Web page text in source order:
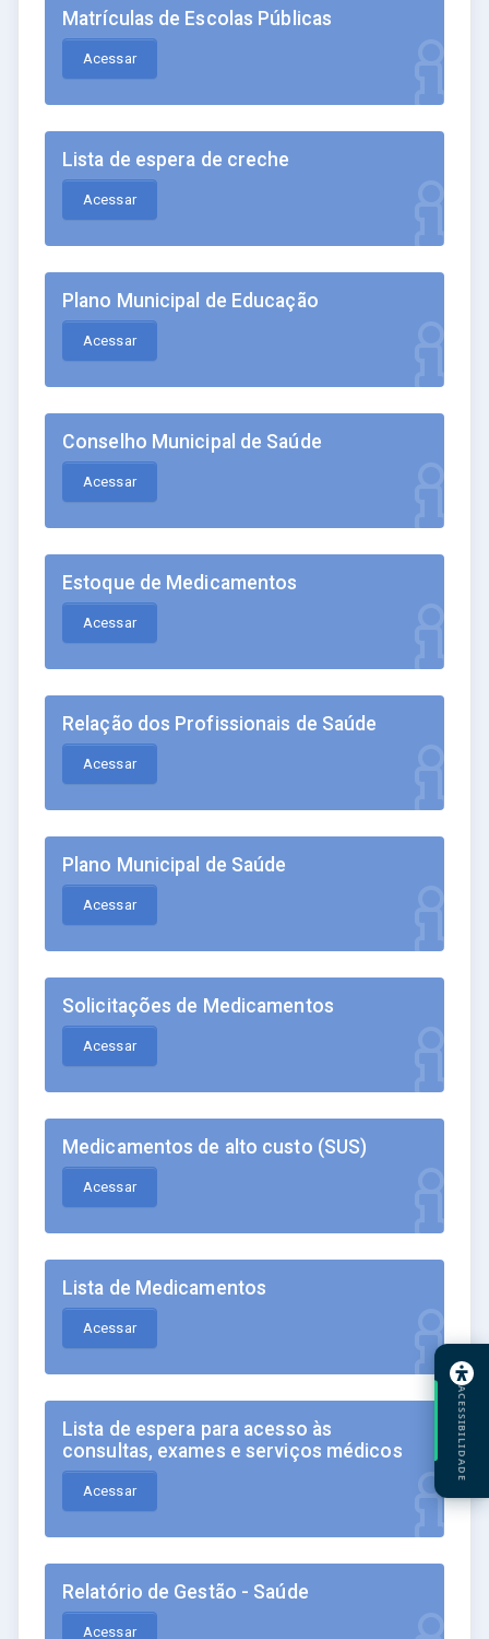
Matrículas de Escolas Públicas
Acessar
Lista de espera de creche
Acessar
Plano Municipal de Educação
Acessar
Conselho Municipal de Saúde
Acessar
Estoque de Medicamentos
Acessar
Relação dos Profissionais de Saúde
Acessar
Plano Municipal de Saúde
Acessar
Solicitações de Medicamentos
Acessar
Medicamentos de alto custo (SUS)
Acessar
Lista de Medicamentos
Acessar
Lista de espera para acesso às
consultas, exames e serviços médicos
Acessar
Relatório de Gestão - Saúde
Acessar
ACESSIBILIDADE